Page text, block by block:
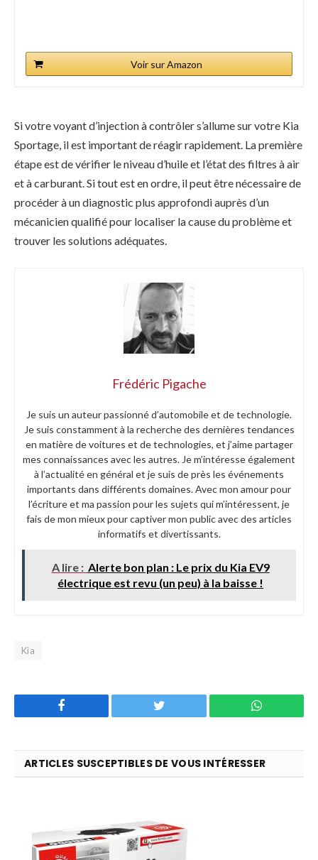
Voir sur Amazon
Si votre voyant d’injection à contrôler s’allume sur votre Kia
Sportage, il est important de réagir rapidement. La première
étape est de vérifier le niveau d’huile et l’état des filtres à air
et à carburant. Si tout est en ordre, il peut être nécessaire de
procéder à un diagnostic plus approfondi auprès d’un
mécanicien qualifié pour localiser la cause du problème et
trouver les solutions adéquates.
Frédéric Pigache
Je suis un auteur passionné d’automobile et de technologie.
Je suis constamment à la recherche des dernières tendances
en matière de voitures et de technologies, et j’aime partager
mes connaissances avec les autres. Je m’intéresse également
à l’actualité en général et je suis de près les événements
importants dans différents domaines. Avec mon amour pour
l’écriture et ma passion pour les sujets qui m’intéressent, je
fais de mon mieux pour captiver mon public avec des articles
informatifs et divertissants.
A lire : Alerte bon plan : Le prix du Kia EV9
électrique est revu (un peu) à la baisse !
Kia
Twitter WhatsApp
ARTICLES SUSCEPTIBLES DE VOUS INTÉRESSER